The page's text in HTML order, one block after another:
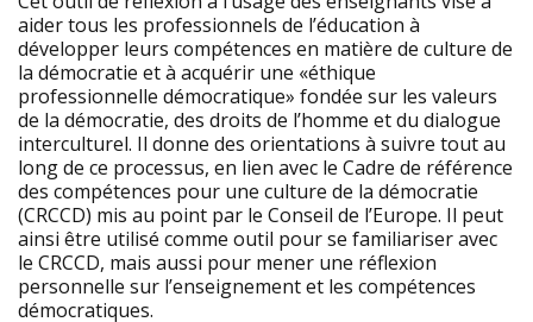
aider tous les professionnels de l’éducation à
développer leurs compétences en matière de culture de
la démocratie et à acquérir une «éthique
professionnelle démocratique» fondée sur les valeurs
de la démocratie, des droits de l’homme et du dialogue
interculturel. Il donne des orientations à suivre tout au
long de ce processus, en lien avec le Cadre de référence
des compétences pour une culture de la démocratie
(CRCCD) mis au point par le Conseil de l’Europe. Il peut
ainsi être utilisé comme outil pour se familiariser avec
le CRCCD, mais aussi pour mener une réflexion
personnelle sur l’enseignement et les compétences
démocratiques.